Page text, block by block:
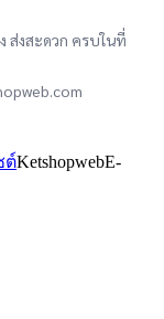
ส่งสะดวก ครบในที่
ต์KetshopwebE-